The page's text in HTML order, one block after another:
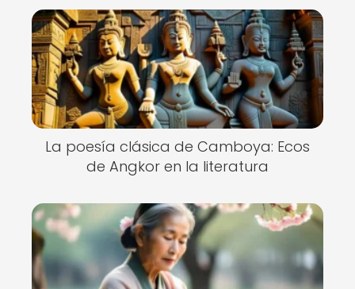
La poesía clásica de Camboya: Ecos
de Angkor en la literatura